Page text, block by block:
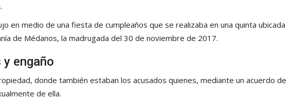
en medio de una fiesta de cumpleaños que se realizaba en una quinta ubicada
de Médanos, la madrugada del 30 de noviembre de 2017.
engaño
donde también estaban los acusados quienes, mediante un acuerdo de
de ella.